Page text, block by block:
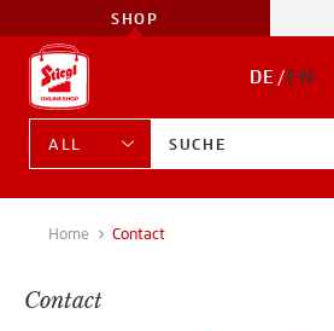
SHOP
DE/EN
Home Contact
Contact